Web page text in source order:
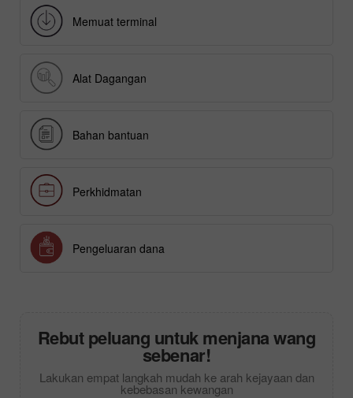
Memuat terminal
Alat Dagangan
Bahan bantuan
Perkhidmatan
Pengeluaran dana
Rebut peluang untuk menjana wang
sebenar!
Lakukan empat langkah mudah ke arah kejayaan dan
kebebasan kewangan